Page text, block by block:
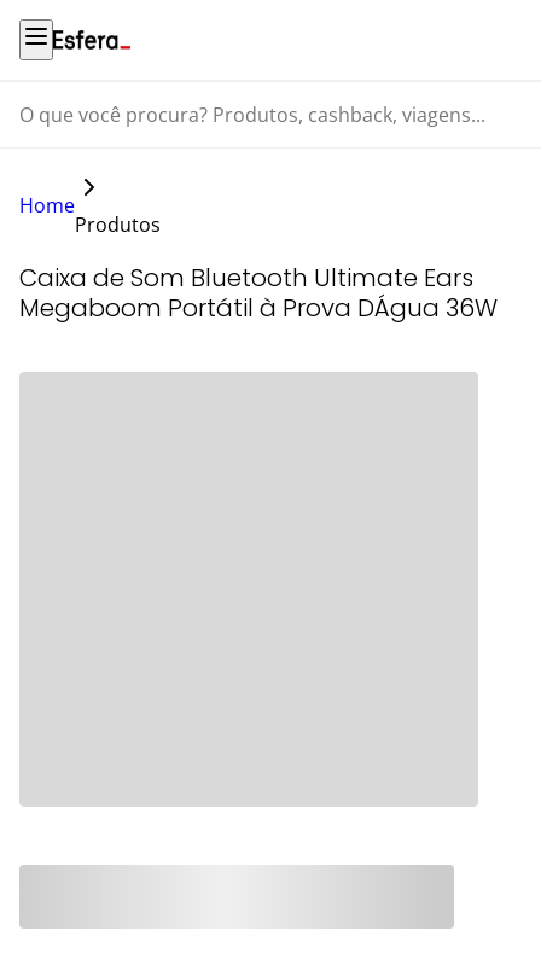
O que você procura? Produtos, cashback, viagens...
Home
Produtos
Caixa de Som Bluetooth Ultimate Ears
Megaboom Portátil à Prova DÁgua 36W